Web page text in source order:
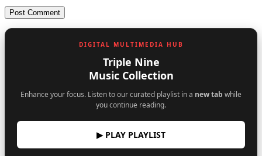
DIGITAL MULTIMEDIA HUB
Triple Nine
Music Collection
Enhance your focus. Listen to our curated playlist in a new tab while
you continue reading.
▶ PLAY PLAYLIST